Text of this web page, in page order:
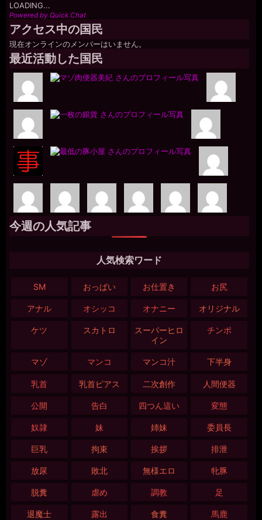
LOADING...
Powered by Quick Chat
アクセス中の国民
現在オンラインのメンバーはいません。
最近活動した国民
今週の人気記事
人気検索ワード
SM おっぱい お仕置き お尻
アナル オシッコ オナニー オリジナル
ケツ スカトロ
スーパーヒロ
イン
チンポ
マゾ マンコ マンコ汁 下半身
乳首 乳首ピアス 二次創作 人間便器
公開 告白 四つん這い 変態
奴隷 妹 姉妹 委員長
巨乳 拘束 挨拶 排泄
放尿 敗北 無様エロ 牝豚
脱糞 虐め 調教 足
退魔士 露出 食糞 馬鹿